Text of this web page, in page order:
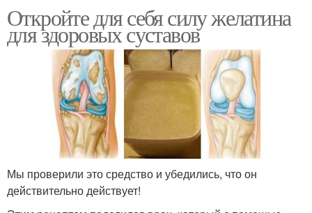
Откройте для себя силу желатина
для здоровых суставов
Мы проверили это средство и убедились, что он
действительно действует!